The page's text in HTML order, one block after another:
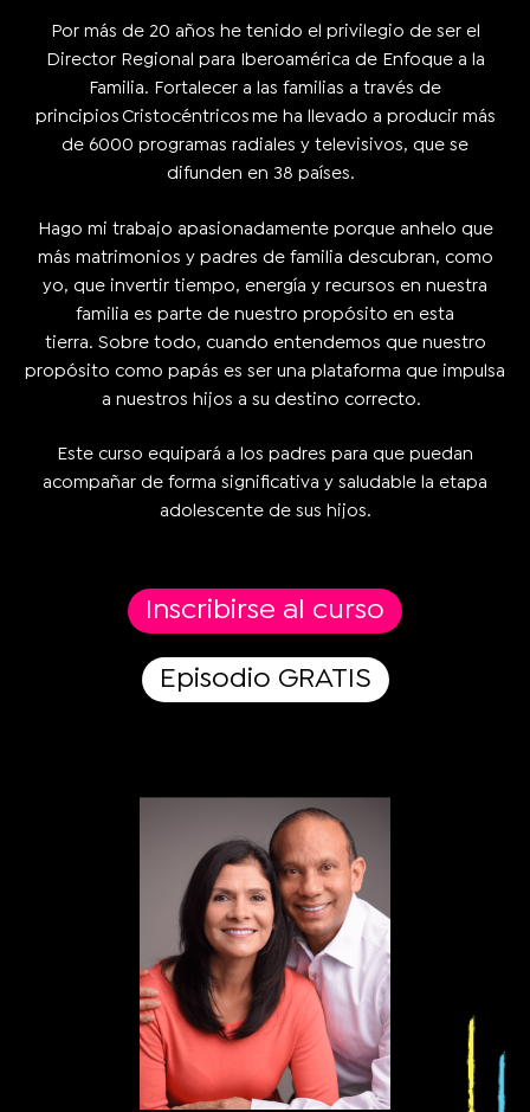
Por más de 20 años he tenido el privilegio de ser el
Director Regional para Iberoamérica de Enfoque a la
Familia. Fortalecer a las familias a través de
principios Cristocéntricos me ha llevado a producir más
de 6000 programas radiales y televisivos, que se
difunden en 38 países.
Hago mi trabajo apasionadamente porque anhelo que
más matrimonios y padres de familia descubran, como
yo, que invertir tiempo, energía y recursos en nuestra
familia es parte de nuestro propósito en esta
tierra. Sobre todo, cuando entendemos que nuestro
propósito como papás es ser una plataforma que impulsa
a nuestros hijos a su destino correcto.
Este curso equipará a los padres para que puedan
acompañar de forma significativa y saludable la etapa
adolescente de sus hijos.
Inscribirse al curso
Episodio GRATIS